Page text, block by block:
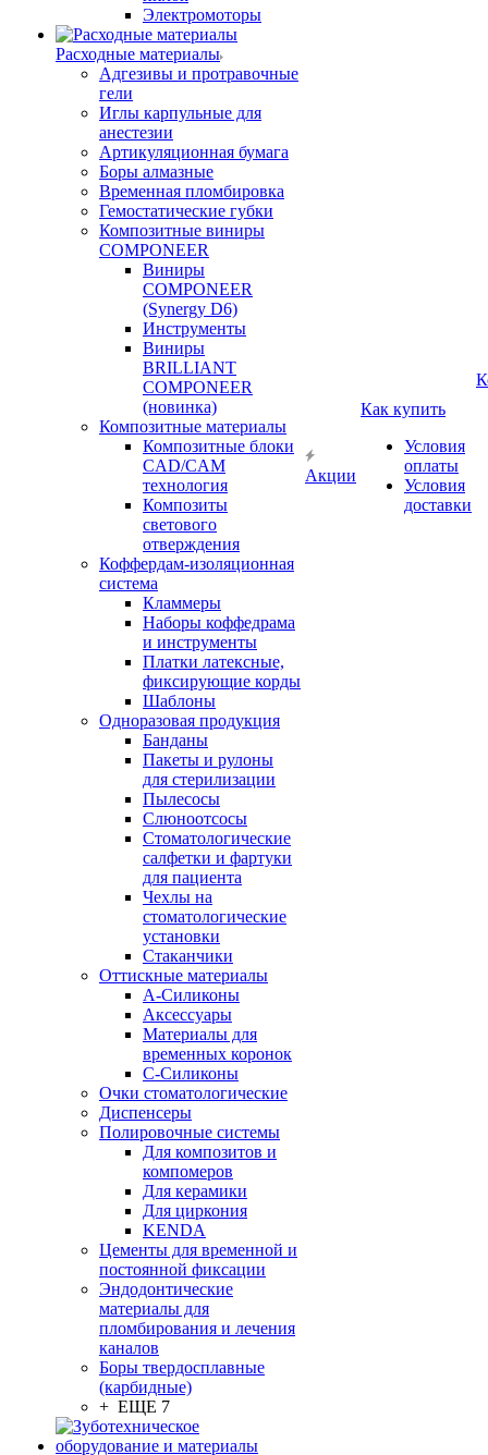
Электромоторы
Расходные материалы
Адгезивы и протравочные
гели
Иглы карпульные для
анестезии
Артикуляционная бумага
Боры алмазные
Временная пломбировка
Гемостатические губки
Композитные виниры
COMPONEER
Виниры
COMPONEER
(Synergy D6)
Инструменты
Виниры
BRILLIANT
COMPONEER
(новинка)
Композитные материалы
Композитные блоки
CAD/СAM
технология
Композиты
светового
отверждения
Коффердам-изоляционная
система
Кламмеры
Наборы коффедрама
и инструменты
Платки латексные,
фиксирующие корды
Шаблоны
Одноразовая продукция
Банданы
Пакеты и рулоны
для стерилизации
Пылесосы
Слюноотсосы
Стоматологические
салфетки и фартуки
для пациента
Чехлы на
стоматологические
установки
Стаканчики
Оттискные материалы
А-Силиконы
Аксессуары
Материалы для
временных коронок
С-Силиконы
Очки стоматологические
Диспенсеры
Полировочные системы
Для композитов и
компомеров
Для керамики
Для циркония
KENDA
Цементы для временной и
постоянной фиксации
Эндодонтические
материалы для
пломбирования и лечения
каналов
Боры твердосплавные
(карбидные)
+ ЕЩЕ 7
Акции
Как купить
Условия
оплаты
Условия
доставки